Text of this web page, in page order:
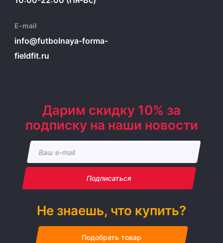
E-mail
info@futbolnaya-forma-
fieldfit.ru
Дарим скидку 10% за
подписку на наши новости
Подписаться
Не знаешь, что купить?
Подобрать товар